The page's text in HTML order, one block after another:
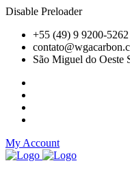
Disable Preloader
+55 (49) 9 9200-5262
São Miguel do Oeste
My Account